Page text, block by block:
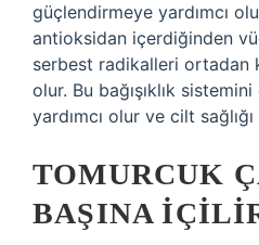
güçlendirmeye yardımcı
antioksidan içerdiğinden
serbest radikalleri ortadan
olur. Bu bağışıklık
yardımcı olur ve cilt
TOMURCUK
BAŞINA